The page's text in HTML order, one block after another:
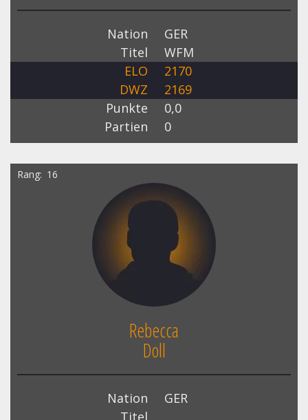
Nation
GER
Titel
WFM
ELO
2170
DWZ
2169
Punkte
0,0
Partien
0
Rang 16
Rebecca
Doll
Nation
GER
Titel